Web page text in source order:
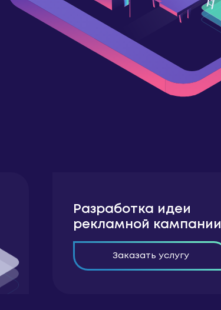
Разработка идеи
рекламной кампании
Заказать услугу